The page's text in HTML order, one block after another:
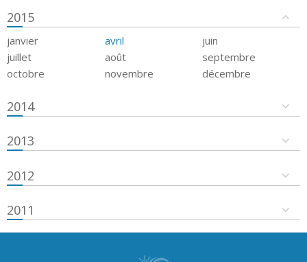
2015
janvier avril
juin
juillet
août
septembre
octobre
novembre décembre
2014
2013
2012
2011